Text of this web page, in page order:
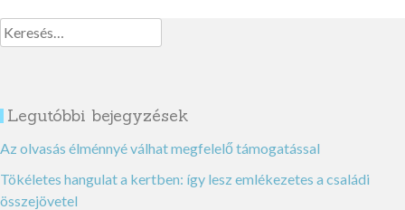
Keresés:
Legutóbbi bejegyzések
Az olvasás élménnyé válhat megfelelő támogatással
Tökéletes hangulat a kertben: így lesz emlékezetes a családi
összejövetel